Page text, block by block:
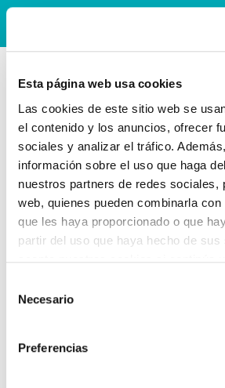
Esta página web usa cookies
Las cookies de este sitio web se
el contenido y los anuncios, ofrecer
sociales y analizar el tráfico.
información sobre el uso que haga
nuestros partners de redes sociales,
web, quienes pueden combinarla
que les haya proporcionado o que
partir del uso que haya hecho de
Necesario
Preferencias